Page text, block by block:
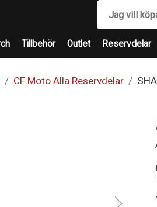
Tillbehör Outlet Reservdelar
CF Moto Alla Reservdelar